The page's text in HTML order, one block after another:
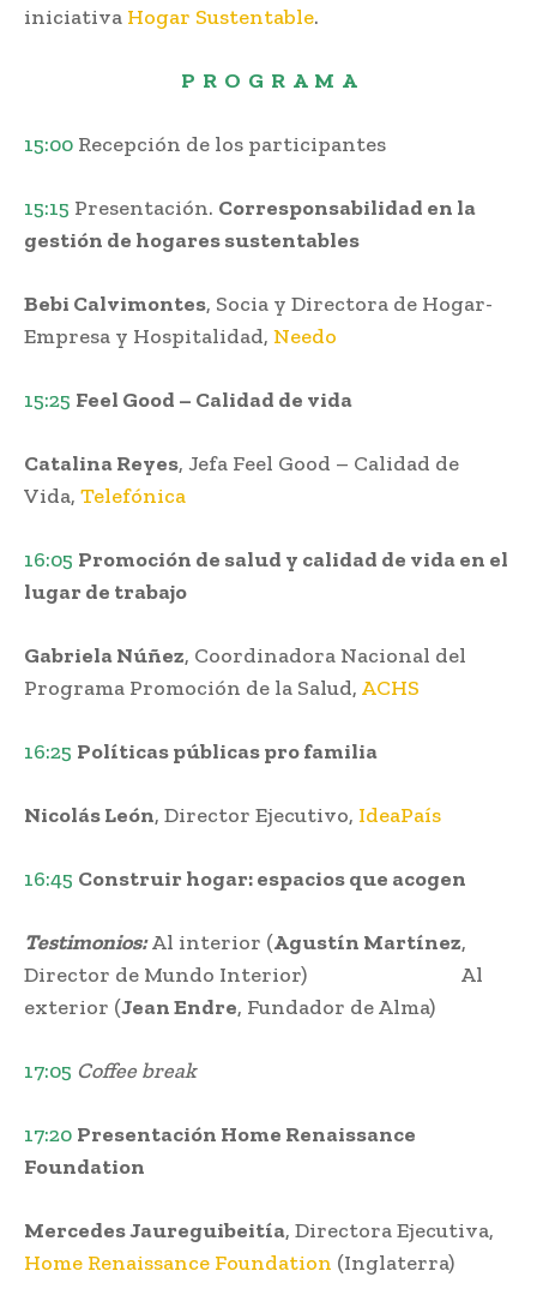
iniciativa Hogar Sustentable.
P R O G R A M A
15:00 Recepción de los participantes
15:15 Presentación. Corresponsabilidad en la
gestión de hogares sustentables
Bebi Calvimontes, Socia y Directora de Hogar-
Empresa y Hospitalidad, Needo
15:25 Feel Good – Calidad de vida
Catalina Reyes, Jefa Feel Good – Calidad de
Vida, Telefónica
16:05 Promoción de salud y calidad de vida en el
lugar de trabajo
Gabriela Núñez, Coordinadora Nacional del
Programa Promoción de la Salud, ACHS
16:25 Políticas públicas pro familia
Nicolás León, Director Ejecutivo, IdeaPaís
16:45 Construir hogar: espacios que acogen
Testimonios:Al interior (Agustín Martínez,
Director de Mundo Interior) Al
exterior (Jean Endre, Fundador de Alma)
17:05 Coffee break
17:20 Presentación Home Renaissance
Foundation
Mercedes Jaureguibeitía, Directora Ejecutiva,
Home Renaissance Foundation (Inglaterra)